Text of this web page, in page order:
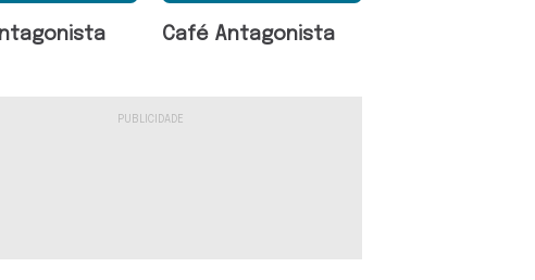
Café Antagonista